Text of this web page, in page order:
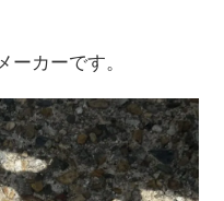
ーカーです。